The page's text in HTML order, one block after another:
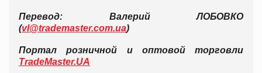
Перевод: Валерий ЛОБОВКО
(vl@trademaster.com.ua)
Портал розничной и оптовой торговли
TradeMaster.UA